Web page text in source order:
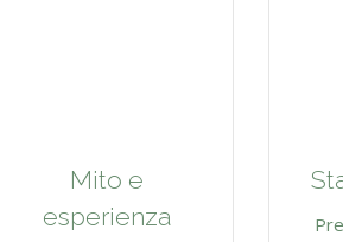
Mito e
esperienza